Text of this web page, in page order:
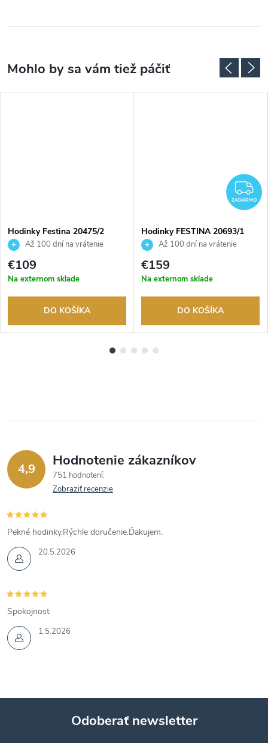
Hodinky Festina 20475/2
Až 100 dní na vrátenie
tovaru. Autorizovaný predajca.
€109
Na externom sklade
DO KOŠÍKA
ZADARMO
Hodinky FESTINA 20693/1
Až 100 dní na vrátenie
tovaru. Autorizovaný predajca.
€159
Na externom sklade
DO KOŠÍKA
4,9 Hodnotenie zákazníkov
751 hodnotení
Zobraziť recenzie
20.5.2026
Pekné hodinky.Rýchle doručenie.Ďakujem.
1.5.2026
Spokojnost
Odoberať newsletter